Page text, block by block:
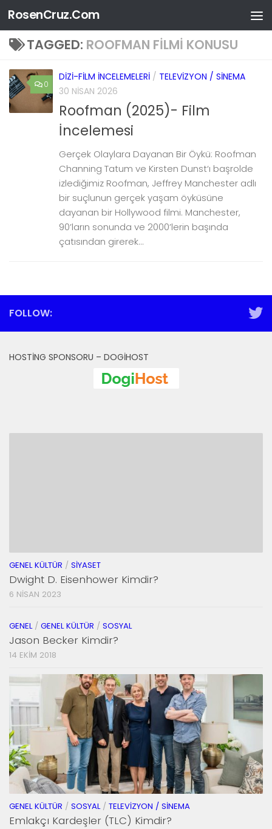
Skip to content
RosenCruz.Com
TAGGED: ROOFMAN FILMI KONUSU
0
DIZI-FILM İNCELEMELERI / TELEVIZYON / SINEMA
30 NISAN 2026
Roofman (2025)- Film
İncelemesi
Gerçek Olaylara Dayanan Bir Öykü: Roofman
Channing Tatum ve Kirsten Dunst‘ı başrolde
izlediğimiz Roofman, Jeffrey Manchester adlı
bir suçlunun gerçek yaşam öyküsüne
dayanan bir Hollywood filmi. Manchester,
90’ların sonunda ve 2000’lerin başında
çatısından girerek...
FOLLOW:
HOSTING SPONSORU – DOGIHOST
GENEL KÜLTÜR / SIYASET
Dwight D. Eisenhower Kimdir?
6 NISAN 2023
GENEL/ GENEL KÜLTÜR / SOSYAL
Jason Becker Kimdir?
14 EKIM 2018
GENEL KÜLTÜR / SOSYAL/ TELEVIZYON / SINEMA
Emlakçı Kardeşler (TLC) Kimdir?